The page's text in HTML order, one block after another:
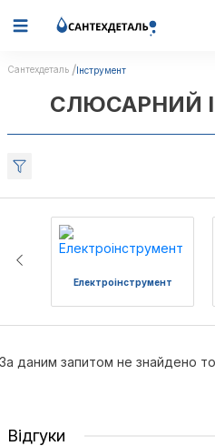
Сантехдеталь Інструмент
СЛЮСАРНИЙ
Електроiнструмент
За даним запитом не знайдено
Відгуки